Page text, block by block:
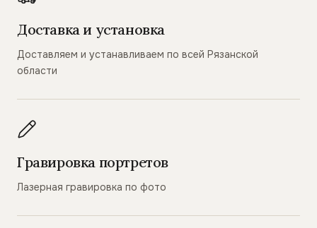
Доставка и установка
Доставляем и устанавливаем по всей Рязанской
области
Гравировка портретов
Лазерная гравировка по фото